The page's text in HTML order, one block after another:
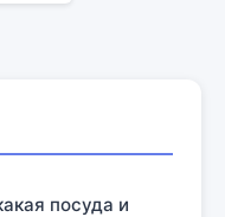
посуда и